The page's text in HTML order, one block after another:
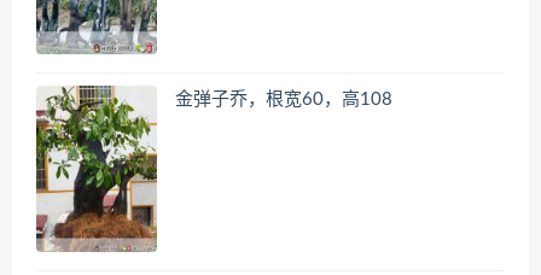
金弹子乔，根宽60，高108